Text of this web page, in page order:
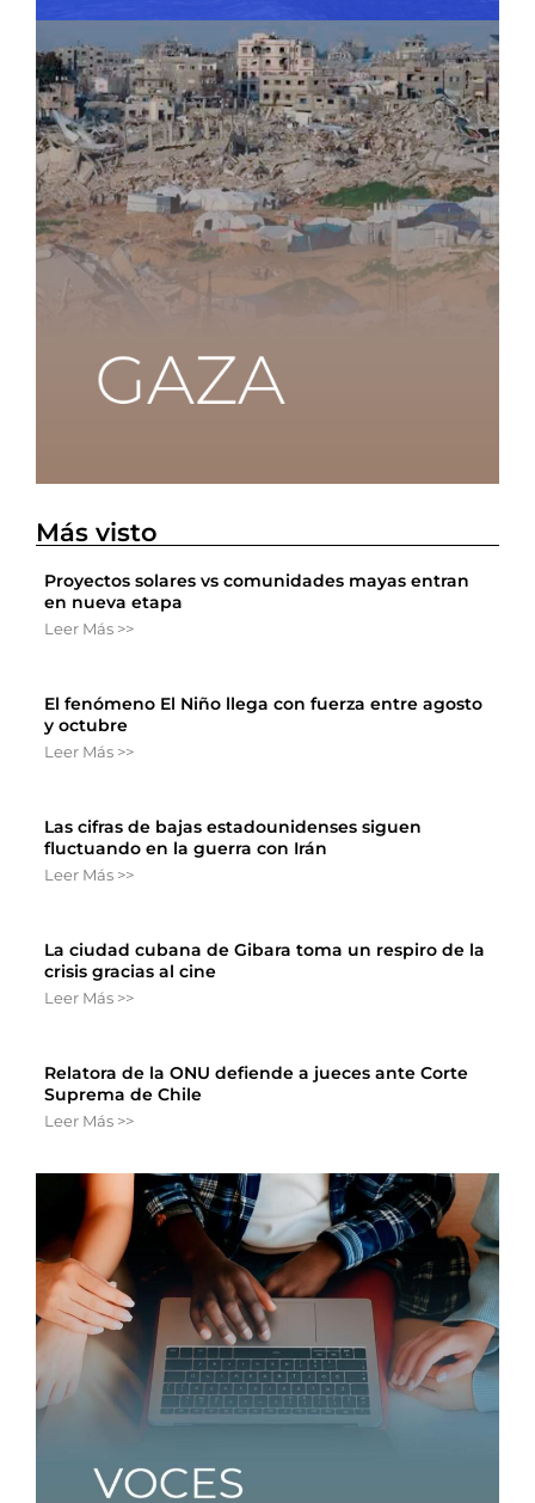
Más visto
Proyectos solares vs comunidades mayas entran
en nueva etapa
Leer Más >>
El fenómeno El Niño llega con fuerza entre agosto
y octubre
Leer Más >>
Las cifras de bajas estadounidenses siguen
fluctuando en la guerra con Irán
Leer Más >>
La ciudad cubana de Gibara toma un respiro de la
crisis gracias al cine
Leer Más >>
Relatora de la ONU defiende a jueces ante Corte
Suprema de Chile
Leer Más >>